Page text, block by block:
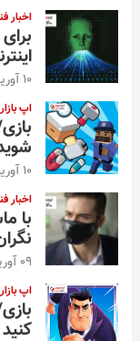
اخبار
10 آوریل 2024
اپ بازار
10 آوریل 2024
اخبار
با
09 آوریل 2024
اپ بازار
کنید